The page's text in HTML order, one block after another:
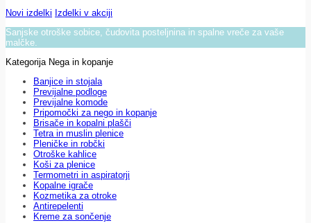
Novi izdelki Izdelki v akciji
Sanjske otroške sobice, čudovita posteljnina in spalne vreče za vaše
malčke.
Kategorija Nega in kopanje
Banjice in stojala
Previjalne podloge
Previjalne komode
Pripomočki za nego in kopanje
Brisače in kopalni plašči
Tetra in muslin plenice
Pleničke in robčki
Otroške kahlice
Koši za plenice
Termometri in aspiratorji
Kopalne igrače
Kozmetika za otroke
Antirepelenti
Kreme za sončenje